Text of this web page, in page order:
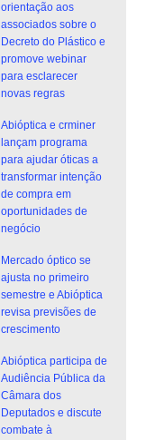
orientação aos
associados sobre o
Decreto do Plástico e
promove webinar
para esclarecer
novas regras
Abióptica e crminer
lançam programa
para ajudar óticas a
transformar intenção
de compra em
oportunidades de
negócio
Mercado óptico se
ajusta no primeiro
semestre e Abióptica
revisa previsões de
crescimento
Abióptica participa de
Audiência Pública da
Câmara dos
Deputados e discute
combate à